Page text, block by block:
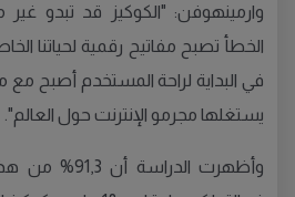
وارمينهوفن: "الكوكيز قد تبدو غير
الخطأ تصبح مفاتيح رقمية لحياتنا
في البداية لراحة المستخدم أصبح
يستغلها مجرمو الإنترنت حول العالم".
وأظهرت